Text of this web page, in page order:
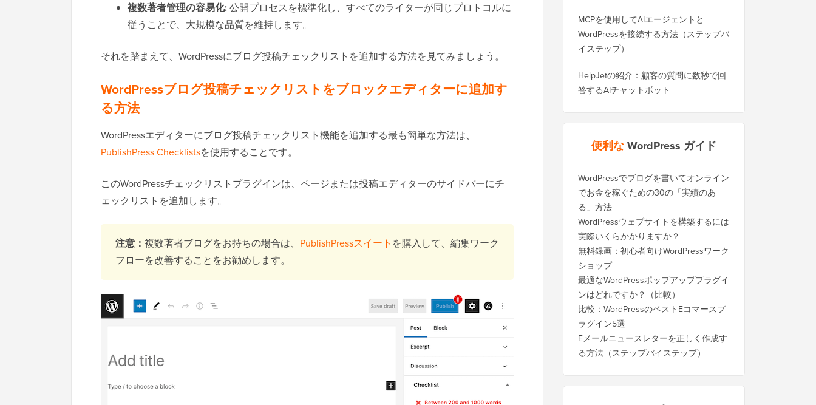
複数著者管理の容易化:公開プロセスを標準化し、すべてのライターが同じプロトコルに
従うことで、大規模な品質を維持します。
それを踏まえて、WordPressにブログ投稿チェックリストを追加する方法を見てみましょう。
WordPressブログ投稿チェックリストをブロックエディターに追加す
る方法
WordPressエディターにブログ投稿チェックリスト機能を追加する最も簡単な方法は、
PublishPress Checklistsを使用することです。
このWordPressチェックリストプラグインは、ページまたは投稿エディターのサイドバーにチ
ェックリストを追加します。
注意： 複数著者ブログをお持ちの場合は、 PublishPressスイート を購入して、編集ワーク
フローを改善することをお勧めします。
MCPを使用してAIエージェントと
WordPressを接続する方法（ステップバ
イステップ）
HelpJetの紹介：顧客の質問に数秒で回
答するAIチャットボット
便利なWordPress ガイド
WordPressでブログを書いてオンライン
でお金を稼ぐための30の「実績のあ
る」方法
WordPressウェブサイトを構築するには
実際いくらかかりますか？
無料録画：初心者向けWordPressワーク
ショップ
最適なWordPressポップアッププラグイ
ンはどれですか？（比較）
比較：WordPressのベストEコマースプ
ラグイン5選
Eメールニュースレターを正しく作成す
る方法（ステップバイステップ）